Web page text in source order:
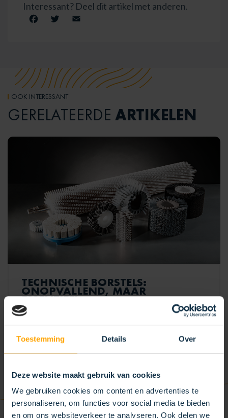
Toestemming Details Over
Deze website maakt gebruik van cookies
We gebruiken cookies om content en advertenties te
personaliseren, om functies voor social media te bieden
en om ons websiteverkeer te analyseren. Ook delen we
Interessant? Deel dit artikel met anderen.
FacebookTwitterEmail
OOK INTERESSANT
GERELATEERDE ARTIKELEN
TECHNISCHE BORSTELS:
ONOPVALLEND, MAAR
ESSENTIEEL
30/10/2024
Ondanks dat de effectiviteit wordt onderschat,
spelen borstels in vele processen een onopvallende